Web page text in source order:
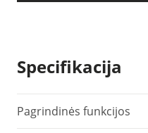
Specifikacija
Pagrindinės funkcijos